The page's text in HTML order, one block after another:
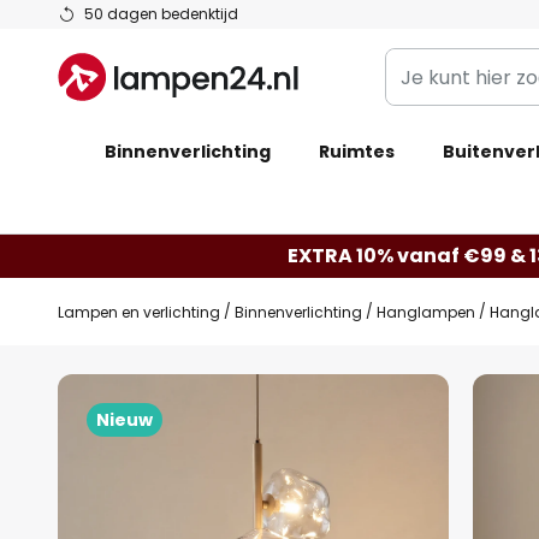
50 dagen bedenktijd
Ga
de
inhoud
Je
kunt
zoeken
webwinkel
Binnenverlichting Ruimtes
EXTRA 10% vanaf €99 &
Lampen en verlichting Binnenverlichting Hanglampen
Nieuw
Ga
naar